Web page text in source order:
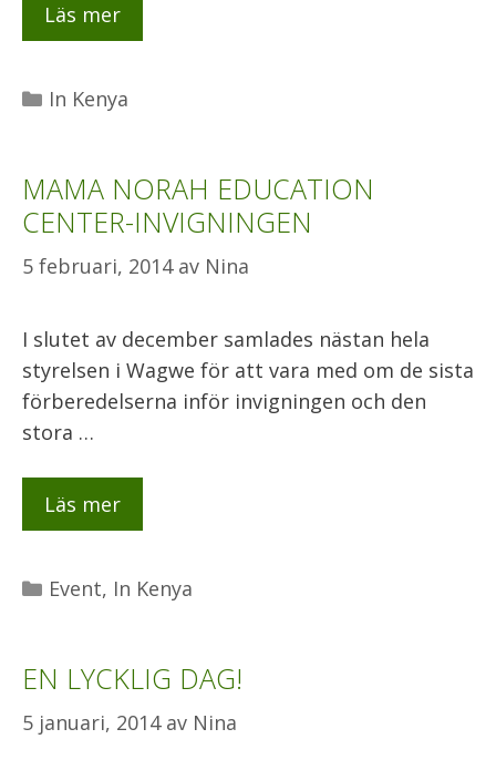
Läs mer
Kategorier
In Kenya
MAMA NORAH EDUCATION
CENTER-INVIGNINGEN
5 februari, 2014 av Nina
I slutet av december samlades nästan hela
styrelsen i Wagwe för att vara med om de sista
förberedelserna inför invigningen och den
stora …
Läs mer
Kategorier
Event, In Kenya
EN LYCKLIG DAG!
5 januari, 2014 av Nina